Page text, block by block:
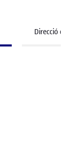
Direcció del